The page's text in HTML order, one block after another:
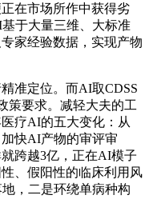
在市场所作中获得劣
于大量三维、大标准
家经验数据，实现产物
准定位。而AI取CDSS
策要求。减轻大夫的工
疗AI的五大变化：从
快AI产物的审评审
跨越3亿，正在AI模子
、假阳性的临床利用风
，二是环绕单病种构